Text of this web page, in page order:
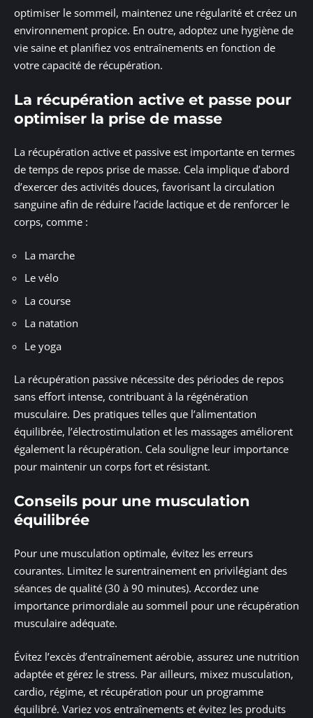
optimiser le sommeil, maintenez une régularité et créez un
environnement propice. En outre, adoptez une hygiène de
vie saine et planifiez vos entraînements en fonction de
votre capacité de récupération.
La récupération active et passe pour
optimiser la prise de masse
La récupération active et passive est importante en termes
de temps de repos prise de masse. Cela implique d’abord
d’exercer des activités douces, favorisant la circulation
sanguine afin de réduire l’acide lactique et de renforcer le
corps, comme :
La marche
Le vélo
La course
La natation
Le yoga
La récupération passive nécessite des périodes de repos
sans effort intense, contribuant à la régénération
musculaire. Des pratiques telles que l’alimentation
équilibrée, l’électrostimulation et les massages améliorent
également la récupération. Cela souligne leur importance
pour maintenir un corps fort et résistant.
Conseils pour une musculation
équilibrée
Pour une musculation optimale, évitez les erreurs
courantes. Limitez le surentrainement en privilégiant des
séances de qualité (30 à 90 minutes). Accordez une
importance primordiale au sommeil pour une récupération
musculaire adéquate.
Évitez l’excès d’entraînement aérobie, assurez une nutrition
adaptée et gérez le stress. Par ailleurs, mixez musculation,
cardio, régime, et récupération pour un programme
équilibré. Variez vos entraînements et évitez les produits